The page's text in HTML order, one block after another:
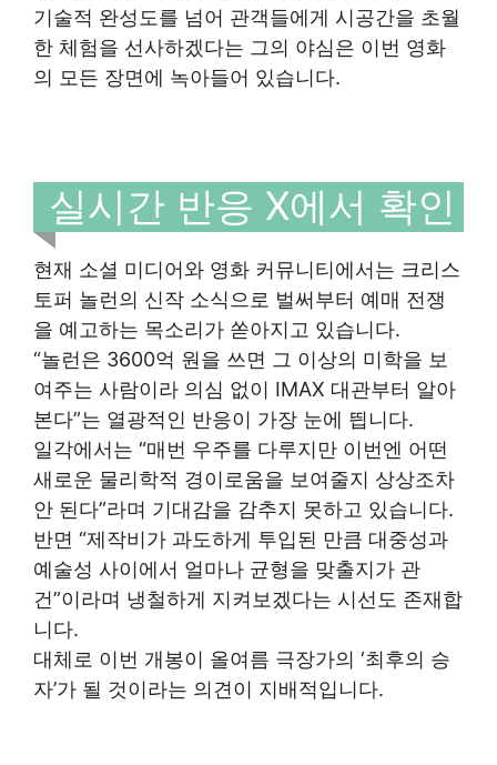
기술적 완성도를 넘어 관객들에게 시공간을 초월
한 체험을 선사하겠다는 그의 야심은 이번 영화
의 모든 장면에 녹아들어 있습니다.
실시간 반응 X에서 확인
현재 소셜 미디어와 영화 커뮤니티에서는 크리스
토퍼 놀런의 신작 소식으로 벌써부터 예매 전쟁
을 예고하는 목소리가 쏟아지고 있습니다.
“놀런은 3600억 원을 쓰면 그 이상의 미학을 보
여주는 사람이라 의심 없이 IMAX 대관부터 알아
본다”는 열광적인 반응이 가장 눈에 띕니다.
일각에서는 “매번 우주를 다루지만 이번엔 어떤
새로운 물리학적 경이로움을 보여줄지 상상조차
안 된다”라며 기대감을 감추지 못하고 있습니다.
반면 “제작비가 과도하게 투입된 만큼 대중성과
예술성 사이에서 얼마나 균형을 맞출지가 관
건”이라며 냉철하게 지켜보겠다는 시선도 존재합
니다.
대체로 이번 개봉이 올여름 극장가의 ‘최후의 승
자’가 될 것이라는 의견이 지배적입니다.